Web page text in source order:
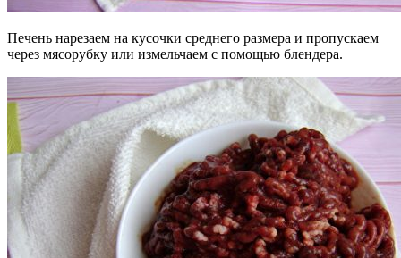
Печень нарезаем на кусочки среднего размера и пропускаем
через мясорубку или измельчаем с помощью блендера.